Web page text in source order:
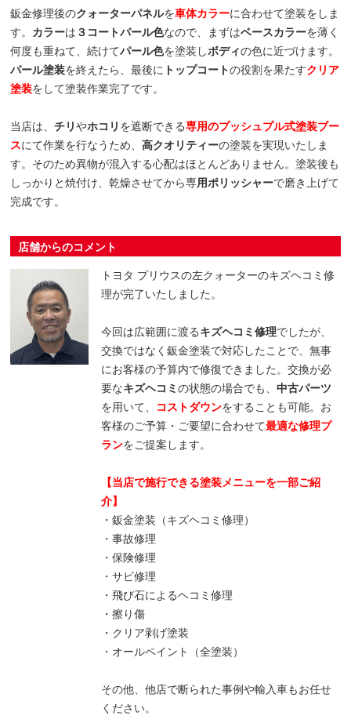
鈑金修理後のクォーターパネルを車体カラーに合わせて塗装をしま
す。 カラーは ３コートパール色なので、まずはベースカラーを薄く
何度も重ねて、続けてパール色を塗装しボディの色に近づけます。
パール塗装を終えたら、最後に トップコートの役割を果たすクリア
塗装をして塗装作業完了です。
当店は、チリやホコリ を遮断できる専用のプッシュプル式塗装ブー
スにて作業を行なうため、高クオリティーの塗装を実現いたしま
す。そのため異物が混入する心配はほとんどありません。塗装後も
しっかりと焼付け、乾燥させてから専用ポリッシャーで磨き上げて
完成です。
店舗からのコメント
トヨタ プリウスの左クォーターのキズヘコミ修
理が完了いたしました。
今回は広範囲に渡るキズヘコミ修理でしたが、
交換ではなく鈑金塗装で対応したことで、無事
にお客様の予算内で修復できました。交換が必
要なキズヘコミの状態の場合でも、中古パーツ
を用いて、 コストダウンをすることも可能。お
客様のご予算・ご要望に合わせて最適な修理プ
ランをご提案します。
【当店で施行できる塗装メニューを一部ご紹
介】
・鈑金塗装（キズヘコミ修理）
・事故修理
・保険修理
・サビ修理
・飛び石によるヘコミ修理
・擦り傷
・クリア剥げ塗装
・オールペイント（全塗装）
その他、他店で断られた事例や輸入車もお任せ
ください。